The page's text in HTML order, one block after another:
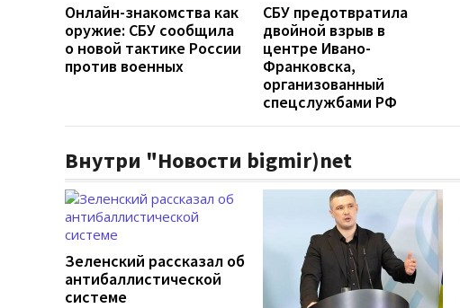
Онлайн-знакомства как
оружие: СБУ сообщила
о новой тактике России
против военных
СБУ предотвратила
двойной взрыв в
центре Ивано-
Франковска,
организованный
спецслужбами РФ
Внутри "Новости bigmir)net
Зеленский рассказал об
антибаллистической
системе